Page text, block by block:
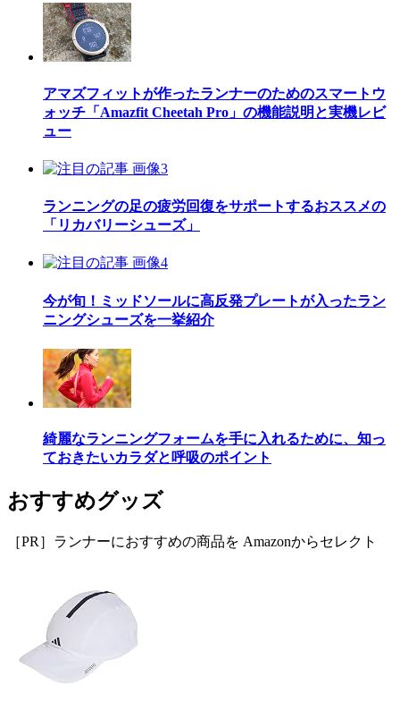
アマズフィットが作ったランナーのためのスマートウ
ォッチ「Amazfit Cheetah Pro」の機能説明と実機レビ
ュー
ランニングの足の疲労回復をサポートするおススメの
「リカバリーシューズ」
今が旬！ミッドソールに高反発プレートが入ったラン
ニングシューズを一挙紹介
綺麗なランニングフォームを手に入れるために、知っ
ておきたいカラダと呼吸のポイント
おすすめグッズ
［PR］ランナーにおすすめの商品を Amazonからセレクト